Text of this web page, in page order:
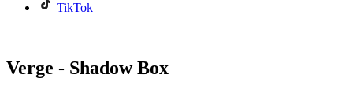
TikTok
Verge - Shadow Box